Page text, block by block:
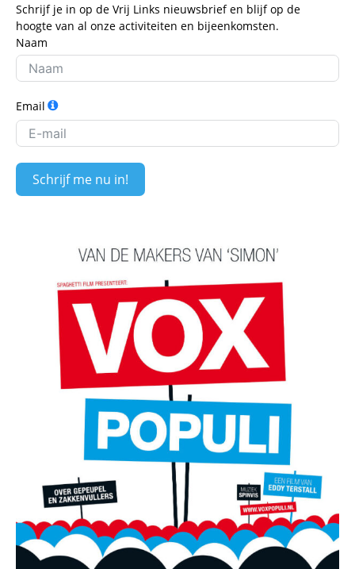
Schrijf je in op de Vrij Links nieuwsbrief en blijf op de
hoogte van al onze activiteiten en bijeenkomsten.
Naam
Email
Schrijf me nu in!